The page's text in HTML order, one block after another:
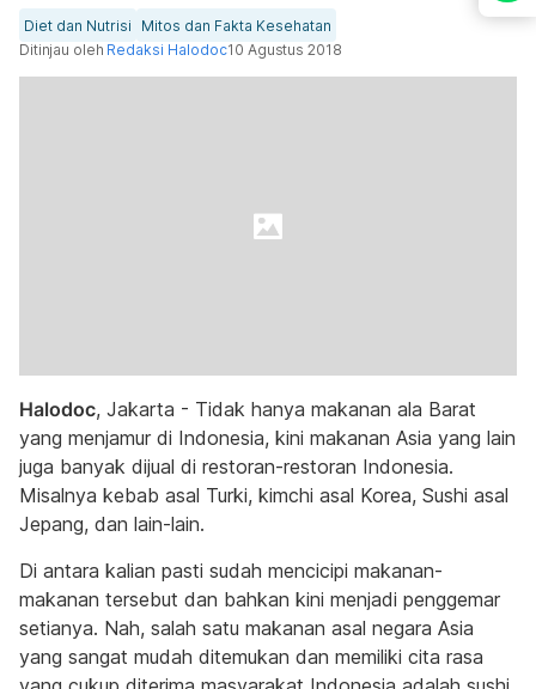
Diet dan Nutrisi
Mitos dan Fakta Kesehatan
Ditinjau oleh Redaksi Halodoc10 Agustus 2018
Halodoc, Jakarta - Tidak hanya makanan ala Barat
yang menjamur di Indonesia, kini makanan Asia yang lain
juga banyak dijual di restoran-restoran Indonesia.
Misalnya kebab asal Turki, kimchi asal Korea, Sushi asal
Jepang, dan lain-lain.
Di antara kalian pasti sudah mencicipi makanan-
makanan tersebut dan bahkan kini menjadi penggemar
setianya. Nah, salah satu makanan asal negara Asia
yang sangat mudah ditemukan dan memiliki cita rasa